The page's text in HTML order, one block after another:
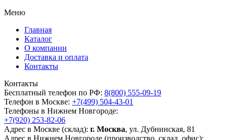
Меню
Главная
Каталог
О компании
Доставка и оплата
Контакты
Контакты
Бесплатный телефон по РФ: 8(800) 555-09-19
Телефон в Москве: +7(499) 504-43-01
Телефоны в Нижнем Новгороде:
+7(920) 253-82-06
Адрес в Москве (склад): г. Москва, ул. Дубнинская, 81
Адрес в Нижнем Новгороде (производство, склад, офис):